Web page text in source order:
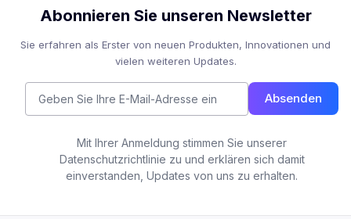
Abonnieren Sie unseren Newsletter
Sie erfahren als Erster von neuen Produkten, Innovationen und
vielen weiteren Updates.
Absenden
Mit Ihrer Anmeldung stimmen Sie unserer
Datenschutzrichtlinie zu und erklären sich damit
einverstanden, Updates von uns zu erhalten.